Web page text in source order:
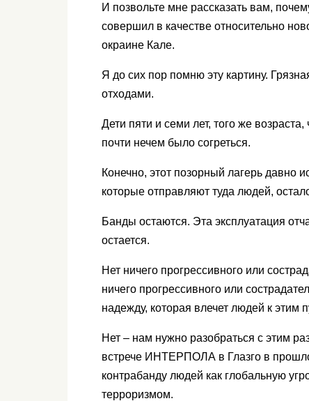
И позвольте мне рассказать вам,
совершил в качестве относительно
окраине Кале.
Я до сих пор помню эту картину.
отходами.
Дети пяти и семи лет, того же
почти нечем было согреться.
Конечно, этот позорный лагерь давно
которые отправляют туда людей,
Банды остаются. Эта эксплуатация
остается.
Нет ничего прогрессивного или
ничего прогрессивного или
надежду, которая влечет людей к этим
Нет – нам нужно разобраться с этим
встрече ИНТЕРПОЛА в Глазго в
контрабанду людей как глобальную
терроризмом.